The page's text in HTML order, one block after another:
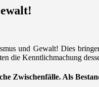
und Gewalt! Dies
die Kenntlichmachung
Zwischenfälle. Als